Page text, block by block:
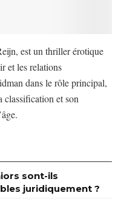
est un thriller érotique
et les relations
dans le rôle principal,
classification et son
sont-ils
juridiquement ?